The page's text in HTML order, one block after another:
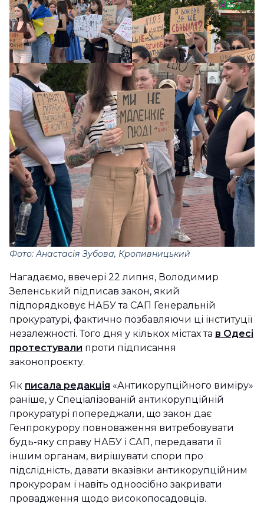
Фото: Анастасія Зубова, Кропивницький
Нагадаємо, ввечері 22 липня, Володимир
Зеленський підписав закон, який
підпорядковує НАБУ та САП Генеральній
прокуратурі, фактично позбавляючи ці інституції
незалежності. Того дня у кількох містах та в Одесі
протестували проти підписання
законопроєкту.
Як писала редакція «Антикорупційного виміру»
раніше, у Спеціалізованій антикорупційній
прокуратурі попереджали, що закон дає
Генпрокурору повноваження витребовувати
будь-яку справу НАБУ і САП, передавати її
іншим органам, вирішувати спори про
підслідність, давати вказівки антикорупційним
прокурорам і навіть одноосібно закривати
провадження щодо високопосадовців.